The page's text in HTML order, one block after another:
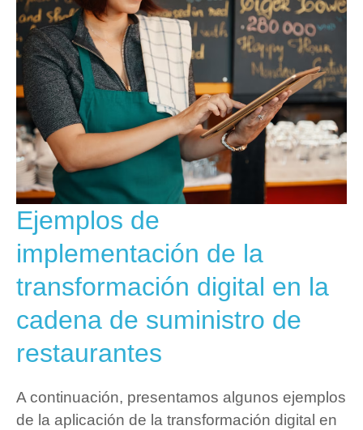
Ejemplos de
implementación de la
transformación digital en la
cadena de suministro de
restaurantes
A continuación, presentamos algunos ejemplos
de la aplicación de la transformación digital en